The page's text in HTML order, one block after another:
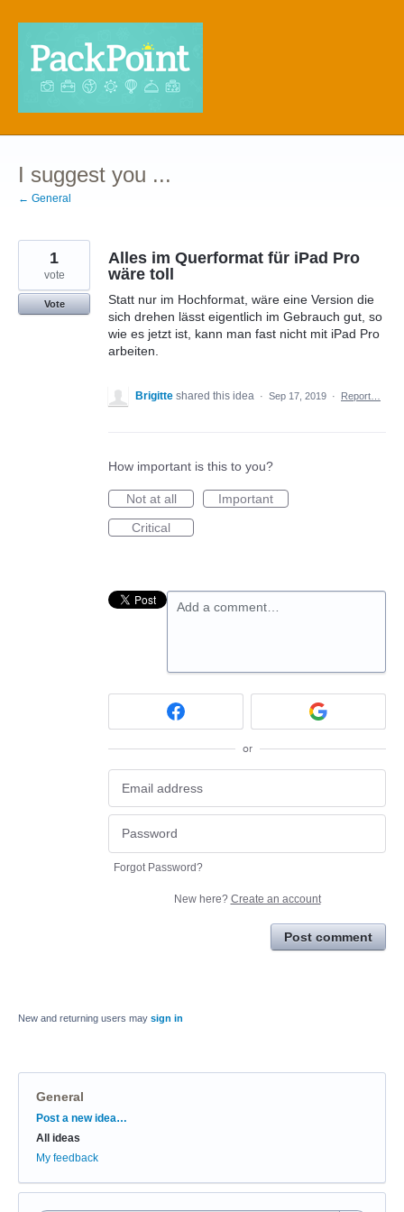
Skip
content
I suggest you ...
← General
Alles im Querformat für iPad Pro
wäre toll
Statt nur im Hochformat, wäre eine Version die
sich drehen lässt eigentlich im Gebrauch gut, so
wie es jetzt ist, kann man fast nicht mit iPad Pro
arbeiten.
1
vote
Vote
Brigitte shared this idea · Sep 17, 2019 · Report…
How important is this to you?
Not at all
Important
Critical
Add a comment…
or
Forgot Password?
New here? Create an account
Post comment
New and returning users may sign in
General
Categories
Post a new idea…
All ideas
My feedback